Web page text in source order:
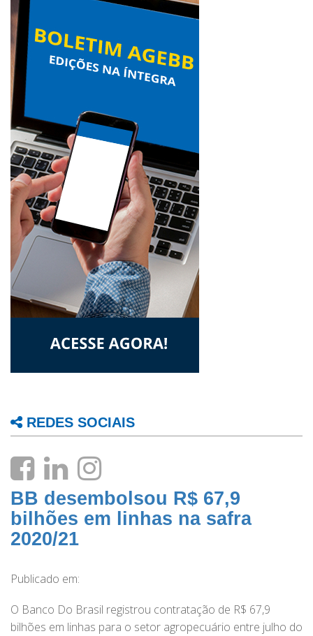
REDES SOCIAIS
BB desembolsou R$ 67,9
bilhões em linhas na safra
2020/21
Publicado em:
O Banco Do Brasil registrou contratação de R$ 67,9
bilhões em linhas para o setor agropecuário entre julho do